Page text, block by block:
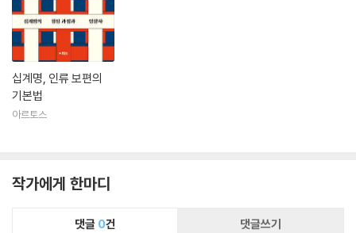
십계명, 인류 보편의
기본법
아르토스
작가에게 한마디
댓글 0건 댓글쓰기